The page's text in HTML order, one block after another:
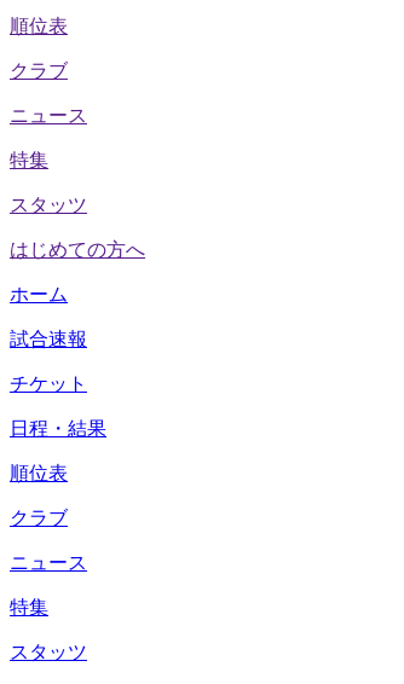
順位表
クラブ
ニュース
特集
スタッツ
はじめての方へ
ホーム
試合速報
チケット
日程・結果
順位表
クラブ
ニュース
特集
スタッツ